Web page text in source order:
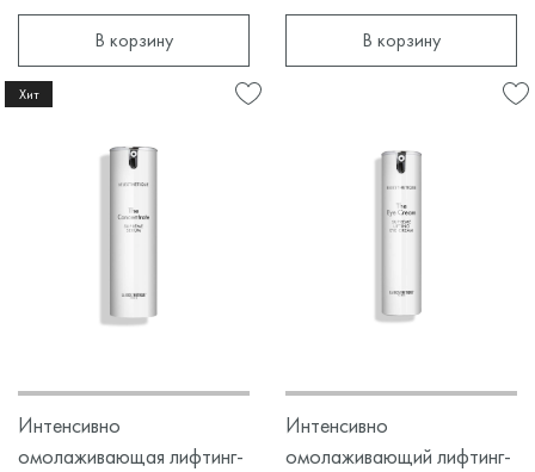
В корзину В корзину
Хит
Интенсивно
омолаживающая лифтинг-
Интенсивно
омолаживающий лифтинг-